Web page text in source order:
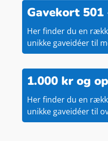
Gavekort
Her finder du en
unikke gaveidéer til
1.000 kr og op
Her finder du en
unikke gaveidéer til